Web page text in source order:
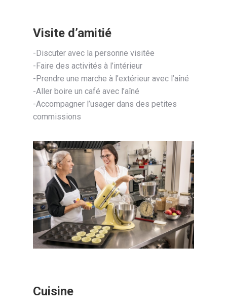
Visite d’amitié
-Discuter avec la personne visitée
-Faire des activités à l’intérieur
-Prendre une marche à l’extérieur avec l’aîné
-Aller boire un café avec l’aîné
-Accompagner l’usager dans des petites
commissions
Cuisine